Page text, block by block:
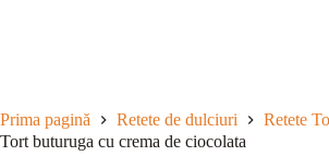
Prima pagină Retete de dulciuri
Retete
Tort buturuga cu crema de ciocolata